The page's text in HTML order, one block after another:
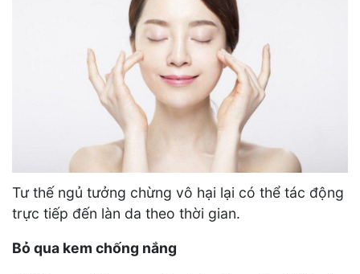
Tư thế ngủ tưởng chừng vô hại lại có thể tác động
trực tiếp đến làn da theo thời gian.
Bỏ qua kem chống nắng